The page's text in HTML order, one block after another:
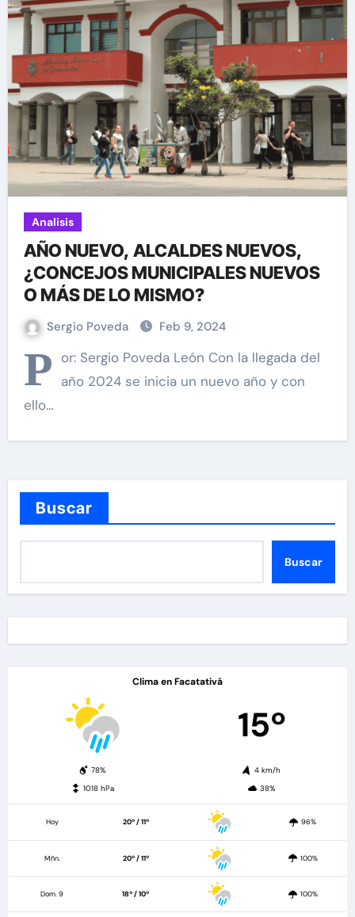
Analisis
AÑO NUEVO, ALCALDES NUEVOS,
¿CONCEJOS MUNICIPALES NUEVOS
O MÁS DE LO MISMO?
Sergio Poveda Feb 9, 2024
P or: Sergio Poveda León Con la llegada del
año 2024 se inicia un nuevo año y con
ello…
Buscar
Buscar
Clima en Facatativá
15º
78%
4 km/h
1018 hPa
38%
Hoy 20º / 11º 96%
Mñn. 20º / 11º 100%
Dom. 9 18º / 10º 100%